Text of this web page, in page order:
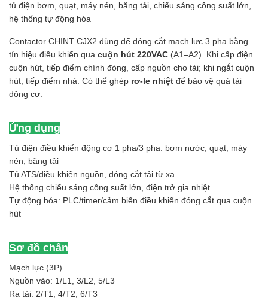
tủ điện bơm, quạt, máy nén, băng tải, chiếu sáng công suất lớn,
hệ thống tự động hóa
Contactor CHINT CJX2 dùng để đóng cắt mạch lực 3 pha bằng
tín hiệu điều khiển qua cuộn hút 220VAC (A1–A2). Khi cấp điện
cuộn hút, tiếp điểm chính đóng, cấp nguồn cho tải; khi ngắt cuộn
hút, tiếp điểm nhả. Có thể ghép rơ-le nhiệt để bảo vệ quá tải
động cơ.
Ứng dụng
Tủ điện điều khiển động cơ 1 pha/3 pha: bơm nước, quạt, máy
nén, băng tải
Tủ ATS/điều khiển nguồn, đóng cắt tải từ xa
Hệ thống chiếu sáng công suất lớn, điện trở gia nhiệt
Tự động hóa: PLC/timer/cảm biến điều khiển đóng cắt qua cuộn
hút
Sơ đồ chân
Mạch lực (3P)
Nguồn vào: 1/L1, 3/L2, 5/L3
Ra tải: 2/T1, 4/T2, 6/T3